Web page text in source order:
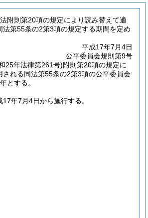
附則第20項の規定により読み替えて適
法第55条の2第3項の規定する期間を定め
平成17年7月4日
公平委員会規則第9号
25年法律第261号)附則第20項の規定に
される同法第55条の2第3項の公平委員会
とする。
17年7月4日から施行する。